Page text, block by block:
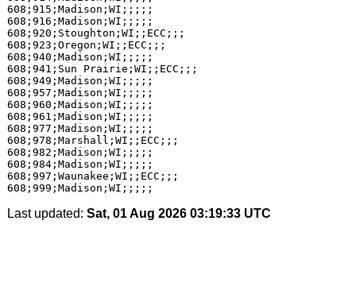
608;915;Madison;WI;;;;;
608;916;Madison;WI;;;;;
608;920;Stoughton;WI;;ECC;;;
608;923;Oregon;WI;;ECC;;;
608;940;Madison;WI;;;;;
608;941;Sun Prairie;WI;;ECC;;;
608;949;Madison;WI;;;;;
608;957;Madison;WI;;;;;
608;960;Madison;WI;;;;;
608;961;Madison;WI;;;;;
608;977;Madison;WI;;;;;
608;978;Marshall;WI;;ECC;;;
608;982;Madison;WI;;;;;
608;984;Madison;WI;;;;;
608;997;Waunakee;WI;;ECC;;;
Last updated: Sat, 01 Aug 2026 03:19:33 UTC